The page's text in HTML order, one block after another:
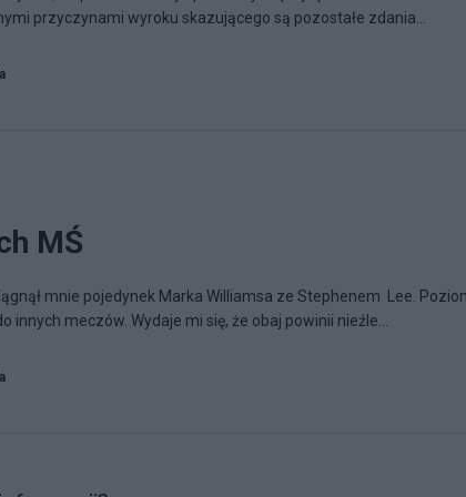
przyczynami wyroku skazującego są pozostałe zdania...
MŚ
mnie pojedynek Marka Williamsa ze Stephenem Lee.
meczów. Wydaje mi się, że obaj powinii nieźle...